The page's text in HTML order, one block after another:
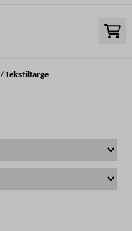
/Tekstilfarge